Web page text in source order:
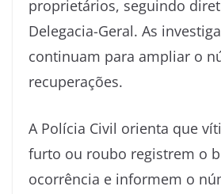
proprietários, seguindo
Delegacia-Geral. As
continuam para ampliar o
recuperações.
A Polícia Civil orienta que
furto ou roubo registrem o
ocorrência e informem o